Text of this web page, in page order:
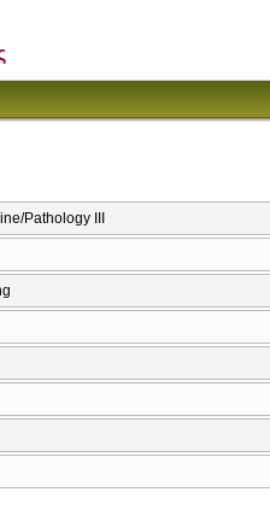
Pathology III